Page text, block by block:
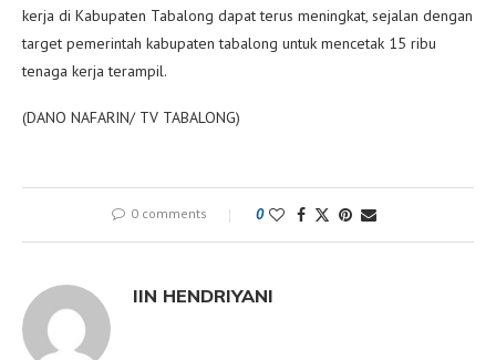
kerja di Kabupaten Tabalong dapat terus meningkat, sejalan dengan
target pemerintah kabupaten tabalong untuk mencetak 15 ribu
tenaga kerja terampil.
(DANO NAFARIN/ TV TABALONG)
0 comments 0
IIN HENDRIYANI